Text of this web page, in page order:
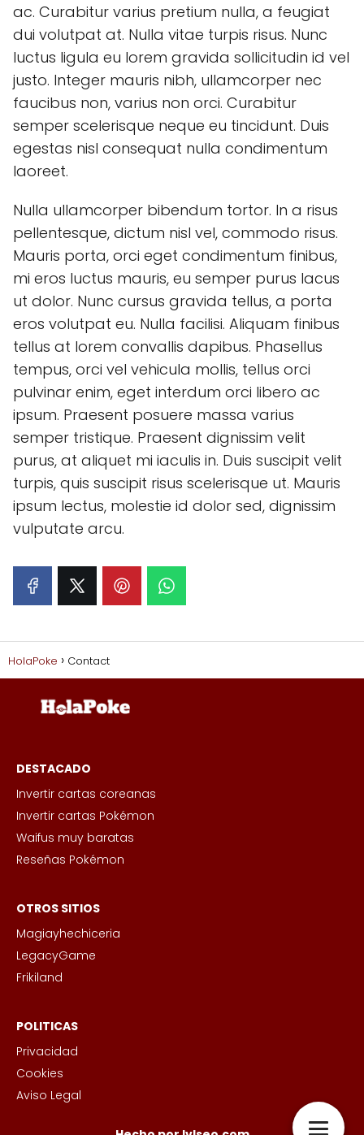
ac. Curabitur varius pretium nulla, a feugiat
dui volutpat at. Nulla vitae turpis risus. Nunc
luctus ligula eu lorem gravida sollicitudin id vel
justo. Integer mauris nibh, ullamcorper nec
faucibus non, varius non orci. Curabitur
semper scelerisque neque eu tincidunt. Duis
egestas nisl consequat nulla condimentum
laoreet.
Nulla ullamcorper bibendum tortor. In a risus
pellentesque, dictum nisl vel, commodo risus.
Mauris porta, orci eget condimentum finibus,
mi eros luctus mauris, eu semper purus lacus
ut dolor. Nunc cursus gravida tellus, a porta
eros volutpat eu. Nulla facilisi. Aliquam finibus
tellus at lorem convallis dapibus. Phasellus
tempus, orci vel vehicula mollis, tellus orci
pulvinar enim, eget interdum orci libero ac
ipsum. Praesent posuere massa varius
semper tristique. Praesent dignissim velit
purus, at aliquet mi iaculis in. Duis suscipit velit
turpis, quis suscipit risus scelerisque ut. Mauris
ipsum lectus, molestie id dolor sed, dignissim
vulputate arcu.
HolaPoke Contact
DESTACADO
Invertir cartas coreanas
Invertir cartas Pokémon
Waifus muy baratas
Reseñas Pokémon
OTROS SITIOS
Magiayhechiceria
LegacyGame
Frikiland
POLITICAS
Privacidad
Cookies
Aviso Legal